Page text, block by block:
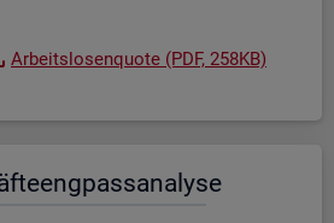
Ar­beits­lo­sen­quo­te (PDF, 258KB)